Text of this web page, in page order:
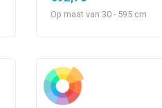
Op maat van 30 - 595 cm